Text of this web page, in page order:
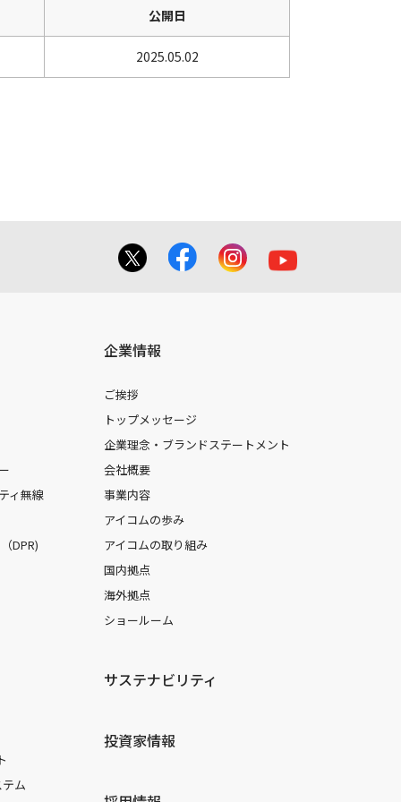
公開日
2025.05.02
ィ無線
DPR)
ム
企業情報
ご挨拶
トップメッセージ
企業理念・ブランドステートメント
会社概要
事業内容
アイコムの歩み
アイコムの取り組み
国内拠点
海外拠点
ショールーム
サステナビリティ
投資家情報